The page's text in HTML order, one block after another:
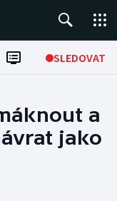
SLEDOVAT
a
jako